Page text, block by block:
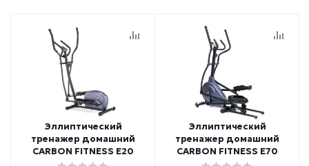
Эллиптический
тренажер домашний
CARBON FITNESS E20
Эллиптический
тренажер домашний
CARBON FITNESS E70